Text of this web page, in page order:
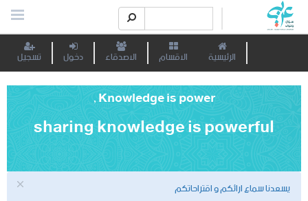
الرئيسية الاقسام الاصدقاء دخول تسجيل
Knowledge is power ,
sharing knowledge is powerful
يسعدنا سماع ارائكم و اقتراحاتكم